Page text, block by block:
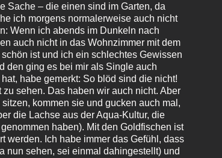
Sache – die einen sind im Garten, da
ich morgens normalerweise auch nicht
Wenn ich abends im Dunkeln nach
auch nicht in das Wohnzimmer mit dem
ist und ich ein schlechtes Gewissen
den ging es bei mir als Single auch
habe gemerkt: So blöd sind die nicht!
sehen. Das haben wir auch nicht. Aber
kommen sie und gucken auch mal,
die Lachse aus der Aqua-Kultur, die
haben). Mit den Goldfischen ist
werden. Ich habe immer das Gefühl, dass
nun sehen, sei einmal dahingestellt) und